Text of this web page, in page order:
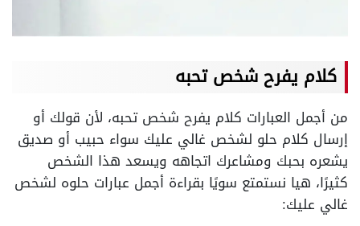
كلام يفرح شخص تحبه
من أجمل العبارات كلام يفرح شخص تحبه، لأن قولك أو
إرسال كلام حلو لشخص غالي عليك سواء حبيب أو صديق
يشعره بحبك ومشاعرك اتجاهه ويسعد هذا الشخص
كثيرًا، هيا نستمتع سويًا بقراءة أجمل عبارات حلوه لشخص
غالي عليك: